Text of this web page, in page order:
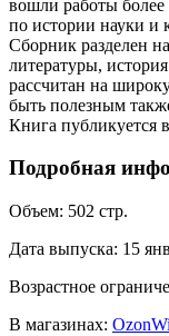
вошли работы более
по истории науки и
Сборник разделен
литературы,
рассчитан на
быть полезным
Книга публикуется
Подробная
Объем: 502 стр.
Дата выпуска: 15
Возрастное
В магазинах: Ozon